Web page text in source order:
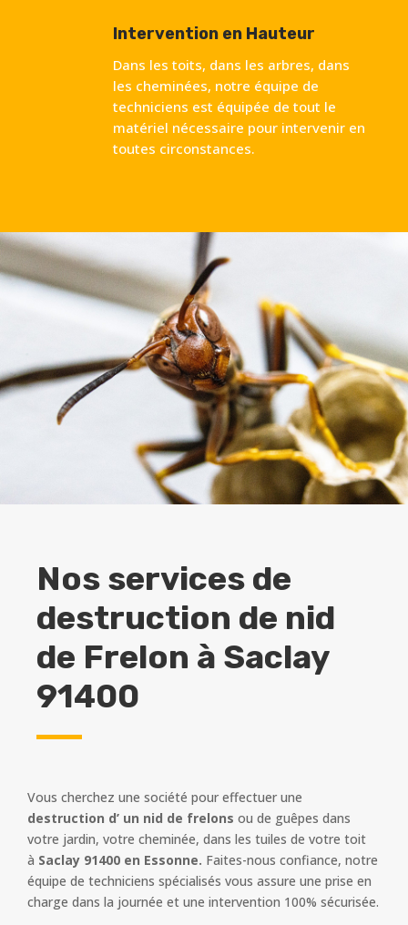
Intervention en Hauteur
Dans les toits, dans les arbres, dans
les cheminées, notre équipe de
techniciens est équipée de tout le
matériel nécessaire pour intervenir en
toutes circonstances.
Nos services de
destruction de nid
de Frelon à Saclay
91400
Vous cherchez une société pour effectuer une
destruction d’ un nid de frelons ou de guêpes dans
votre jardin, votre cheminée, dans les tuiles de votre toit
à Saclay 91400 en Essonne. Faites-nous confiance, notre
équipe de techniciens spécialisés vous assure une prise en
charge dans la journée et une intervention 100% sécurisée.